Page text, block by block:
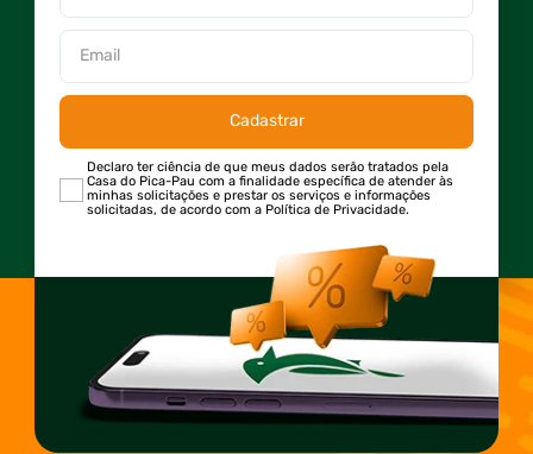
Cadastrar
Declaro ter ciência de que meus dados serão tratados pela
Casa do Pica-Pau com a finalidade específica de atender às
minhas solicitações e prestar os serviços e informações
solicitadas, de acordo com a Política de Privacidade.